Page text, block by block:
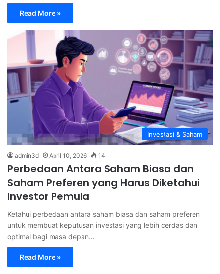
Read More »
Investasi & Saham
admin3d April 10, 2026 14
Perbedaan Antara Saham Biasa dan
Saham Preferen yang Harus Diketahui
Investor Pemula
Ketahui perbedaan antara saham biasa dan saham preferen
untuk membuat keputusan investasi yang lebih cerdas dan
optimal bagi masa depan…
Read More »